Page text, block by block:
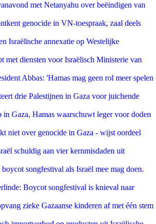
met Netanyahu over beëindigen van
genocide in VN-toespraak, zaal deels
Israëlische annexatie op Westelijke
met diensten voor Israëlisch Ministerie van
Abbas: 'Hamas mag geen rol meer spelen
drie Palestijnen in Gaza voor juichende
in Gaza, Hamas waarschuwt leger voor doden
niet over genocide in Gaza - wijst oordeel
schuldig aan vier kernmisdaden uit
songfestival als Israël mee mag doen.
Boycot songfestival is knieval naar
zieke Gazaanse kinderen af met één stem